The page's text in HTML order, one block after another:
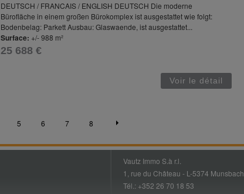
DEUTSCH / FRANCAIS / ENGLISH DEUTSCH Die moderne
Bürofläche in einem großen Bürokomplex ist ausgestattet wie folgt:
Bodenbelag: Parkett Ausbau: Glaswaende, ist ausgestattet...
Surface: +/- 988 m²
25 688 €
Voir le détail
5 6 7 8
Vautz Immo S.à r.l.
1, rue du Château - L-5374 Munsbach
Tél.: +352 26 70 18 53